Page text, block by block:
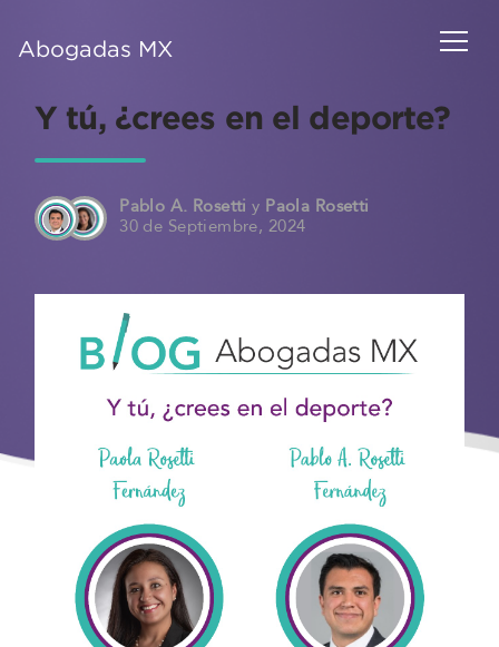
Abogadas MX
Y tú, ¿crees en el deporte?
Pablo A. Rosetti y Paola Rosetti
30 de Septiembre, 2024